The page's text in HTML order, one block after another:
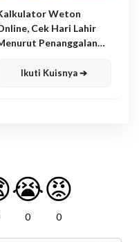
Weton
Cek Hari Lahir
Penanggalan
Ikuti Kuisnya ➔
😭
0
😡
0